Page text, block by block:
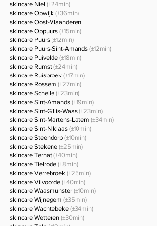
skincare Niel (±24min)
skincare Opwijk (±36min)
skincare Oost-Vlaanderen
skincare Oppuurs (±15min)
skincare Puurs (±12min)
skincare Puurs-Sint-Amands (±12min)
skincare Puivelde (±18min)
skincare Rumst (±24min)
skincare Ruisbroek (±17min)
skincare Rossem (±27min)
skincare Schelle (±23min)
skincare Sint-Amands (±19min)
skincare Sint-Gillis-Waas (±23min)
skincare Sint-Martens-Latem (±34min)
skincare Sint-Niklaas (±10min)
skincare Steendorp (±10min)
skincare Stekene (±25min)
skincare Ternat (±40min)
skincare Tielrode (±8min)
skincare Verrebroek (±25min)
skincare Vilvoorde (±40min)
skincare Waasmunster (±10min)
skincare Wijnegem (±35min)
skincare Wachtebeke (±34min)
skincare Wetteren (±30min)